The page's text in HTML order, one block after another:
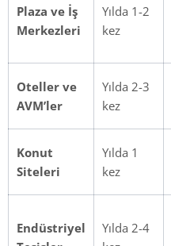
Plaza ve İş
Merkezleri
Yılda 1-2
kez
Oteller ve
AVM’ler
Yılda 2-3
kez
Konut
Siteleri
Yılda 1
kez
Endüstriyel
Yılda 2-4